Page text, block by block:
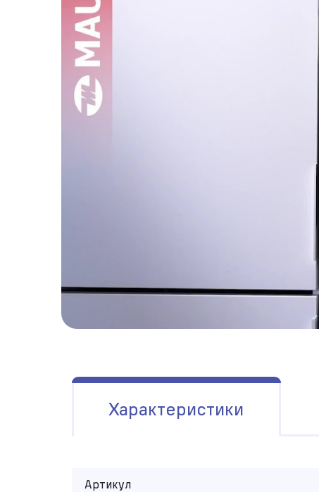
Характеристики
Артикул